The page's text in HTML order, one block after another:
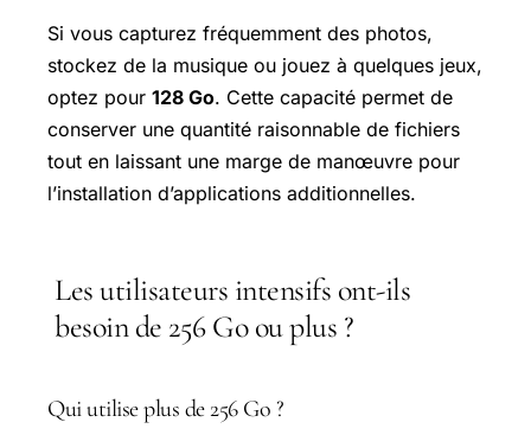
Si vous capturez fréquemment des photos,
stockez de la musique ou jouez à quelques jeux,
optez pour 128 Go. Cette capacité permet de
conserver une quantité raisonnable de fichiers
tout en laissant une marge de manœuvre pour
l’installation d’applications additionnelles.
Les utilisateurs intensifs ont-ils
besoin de 256 Go ou plus ?
Qui utilise plus de 256 Go ?